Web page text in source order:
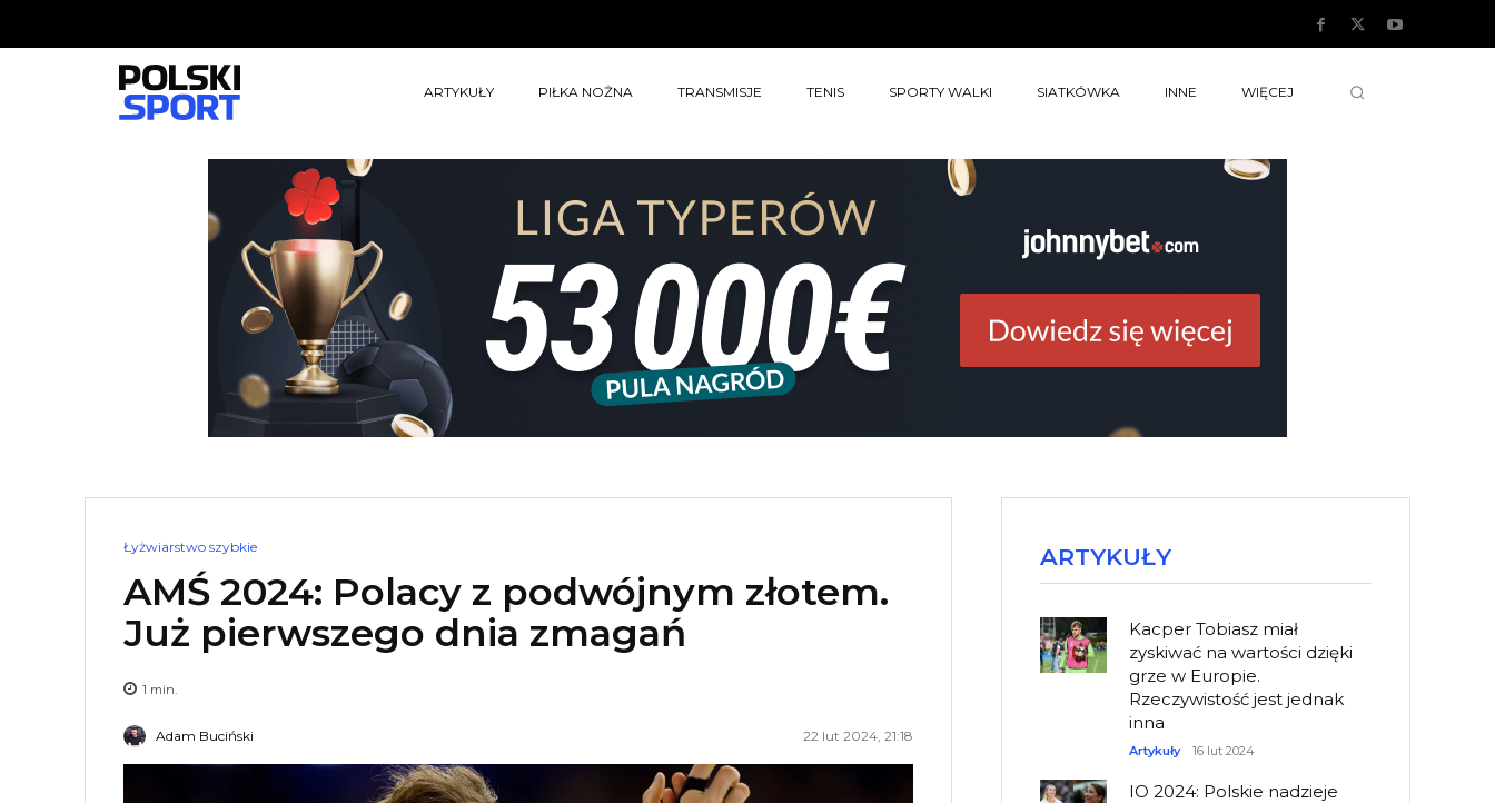
ARTYKUŁY PIŁKA NOŻNA TRANSMISJE TENIS SPORTY WALKI SIATKÓWKA INNE WIĘCEJ
Łyżwiarstwo szybkie
AMŚ 2024: Polacy z podwójnym złotem.
Już pierwszego dnia zmagań
1 min.
Adam Buciński 22 lut 2024, 21:18
ARTYKUŁY
Kacper Tobiasz miał
zyskiwać na wartości dzięki
grze w Europie.
Rzeczywistość jest jednak
inna
Artykuły 16 lut 2024
IO 2024: Polskie nadzieje